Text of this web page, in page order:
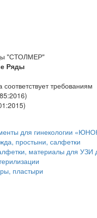
Ряды
требованиям
для гинекологии
простыни, салфетки
материалы для УЗИ
пластыри